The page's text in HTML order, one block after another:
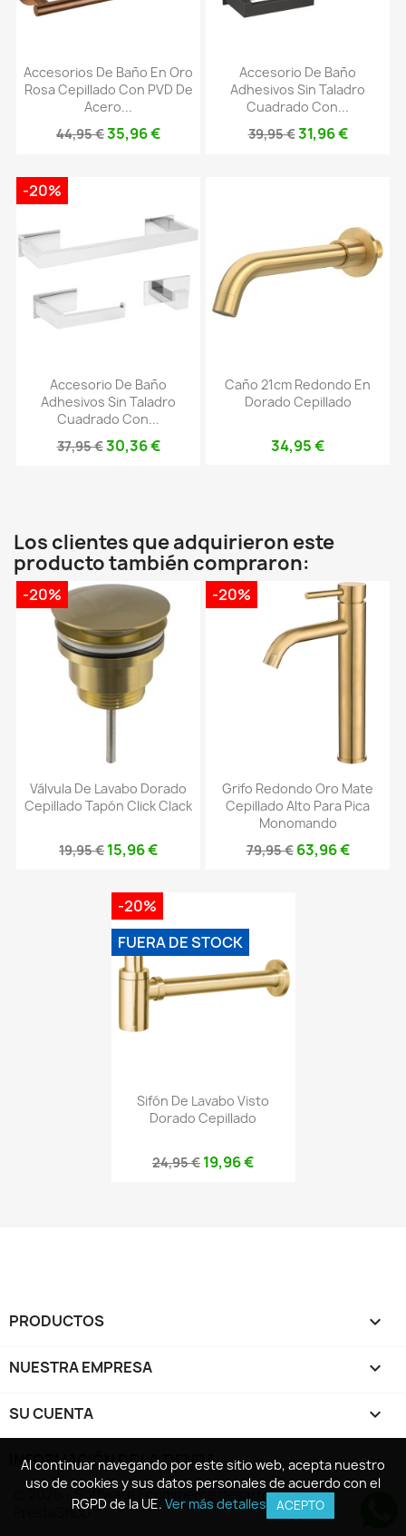
Al continuar navegando por este sitio web, acepta nuestro
uso de cookies y sus datos personales de acuerdo con el
RGPD de la UE. Ver más detalles ACEPTO
Accesorios De Baño En Oro
Rosa Cepillado Con PVD De
Acero...
44,95 €35,96 €
Accesorio De Baño
Adhesivos Sin Taladro
Cuadrado Con...
39,95 €31,96 €
Accesorio De Baño
Adhesivos Sin Taladro
Cuadrado Con...
37,95 €30,36 €
-20%
Caño 21cm Redondo En
Dorado Cepillado
34,95 €
Los clientes que adquirieron este
producto también compraron:
Válvula De Lavabo Dorado
Cepillado Tapón Click Clack
19,95 € 15,96 €
-20%
Grifo Redondo Oro Mate
Cepillado Alto Para Pica
Monomando
79,95 € 63,96 €
-20%
Sifón De Lavabo Visto
Dorado Cepillado
24,95 € 19,96 €
-20%
FUERA DE STOCK
PRODUCTOS 
NUESTRA EMPRESA 
SU CUENTA 
INFORMACIÓN DE LA TIENDA keyboard_arrow_down
Al continuar navegando por este sitio web, acepta nuestro
uso de cookies y sus datos personales de acuerdo con el
RGPD de la UE. Ver más detalles ACEPTO
© 2026 - Software Ecommerce desarrollado por
PrestaShop™